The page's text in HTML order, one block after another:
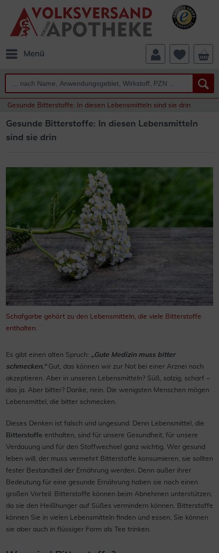
Menü
Gesunde Bitterstoffe: In diesen Lebensmitteln sind sie drin
Gesunde Bitterstoffe: In diesen Lebensmitteln
sind sie drin
Schafgarbe gehört zu den Lebensmitteln, die viele Bitterstoffe
enthalten.
Es gibt einen alten Spruch: „Gute Medizin muss bitter
schmecken.“Gut, das können wir zur Not bei einer Arznei noch
akzeptieren. Aber in unseren Lebensmitteln? Süß, salzig, scharf –
das ja. Aber bitter? Danke, nein. Die wenigsten Menschen mögen
Lebensmittel, die bitter schmecken.
Dieses Denken ist falsch und ungesund. Denn Lebensmittel, die
Bitterstoffe enthalten, sind für unsere Gesundheit, für unsere
Verdauung und für den Stoffwechsel ganz wichtig. Wer gesund
leben will, der muss vermehrt Bitterstoffe konsumieren, sie sollten
fester Bestandteil der Ernährung werden. Denn außer ihrer
Bedeutung für eine gesunde Ernährung haben sie noch einen
großen Vorteil: Bitterstoffe können beim Abnehmen unterstützen,
da sie den Heißhunger auf Süßes vermindern können. Bitterstoffe
können Sie in vielen Lebensmitteln finden und essen, Sie können
sie aber auch in flüssiger Form als Tee trinken.